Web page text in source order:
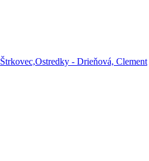
Štrkovec,Ostredky - Drieňová, Clement